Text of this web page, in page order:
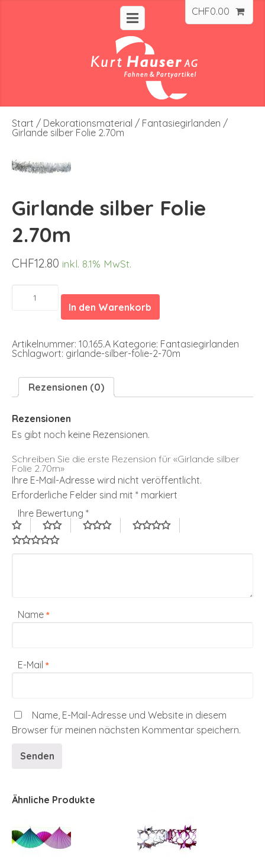
CHF0.00
Start / Dekorationsmaterial / Fantasiegirlanden /
Girlande silber Folie 2.70m
Girlande silber Folie
2.70m
CHF12.80 inkl. 8.1% MwSt.
Girlande
silber
Folie
In den Warenkorb
Artikelnummer: 10.165.A Kategorie: Fantasiegirlanden
Schlagwort: girlande-silber-folie-2-70m
Rezensionen (0)
Rezensionen
Es gibt noch keine Rezensionen.
Schreiben Sie die erste Rezension für «Girlande silber
Folie 2.70m»
Ihre E-Mail-Adresse wird nicht veröffentlicht.
Erforderliche Felder sind mit * markiert
Ihre Bewertung *
Name *
E-Mail *
Name, E-Mail-Adresse und Website in diesem
Browser für meinen nächsten Kommentar speichern.
Ähnliche Produkte